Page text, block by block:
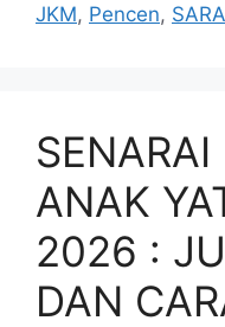
JKM, Pencen, SARA
ANAK
2026 :
DAN